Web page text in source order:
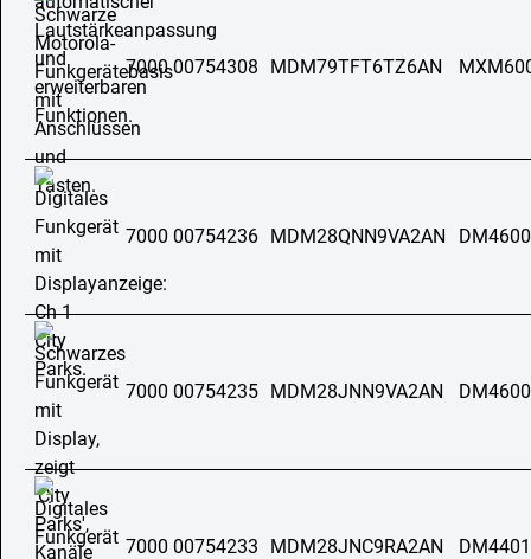
7000 00754308 MDM79TFT6TZ6AN
7000 00754236 MDM28QNN9VA2AN
7000 00754235 MDM28JNN9VA2AN
7000 00754233 MDM28JNC9RA2AN